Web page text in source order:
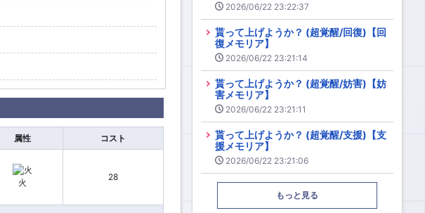
属性 コスト
火
28
2026/06/22 23:22:37
貰って上げようか？ (超覚醒/回復)【回
復メモリア】
2026/06/22 23:21:14
貰って上げようか？ (超覚醒/妨害)【妨
害メモリア】
2026/06/22 23:21:11
貰って上げようか？ (超覚醒/支援)【支
援メモリア】
2026/06/22 23:21:06
もっと見る